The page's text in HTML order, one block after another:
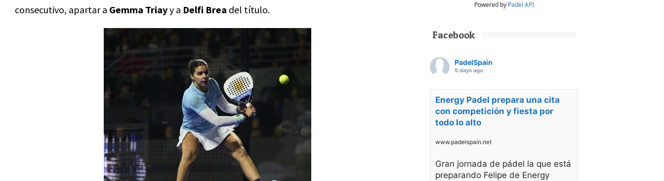
consecutivo, apartar a Gemma Triayy a Delfi Brea del título. Powered by Padel API
Facebook
PadelSpain
5 days ago
Energy Padel prepara una cita
con competición y fiesta por
todo lo alto
www.padelspain.net
Gran jornada de pádel la que está
preparando Felipe de Energy